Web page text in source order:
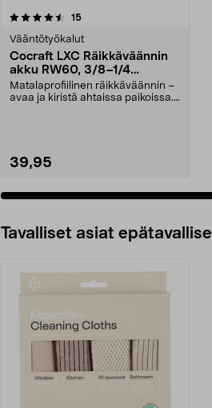
15arvostelut
Vääntötyökalut
Cocraft LXC Räikkäväännin
akku RW60, 3/8–1/4
tuumaa, 18 V
Matalaprofiilinen räikkäväännin –
avaa ja kiristä ahtaissa paikoissa.
39,95
4.0 viidestä
Tavalliset asiat